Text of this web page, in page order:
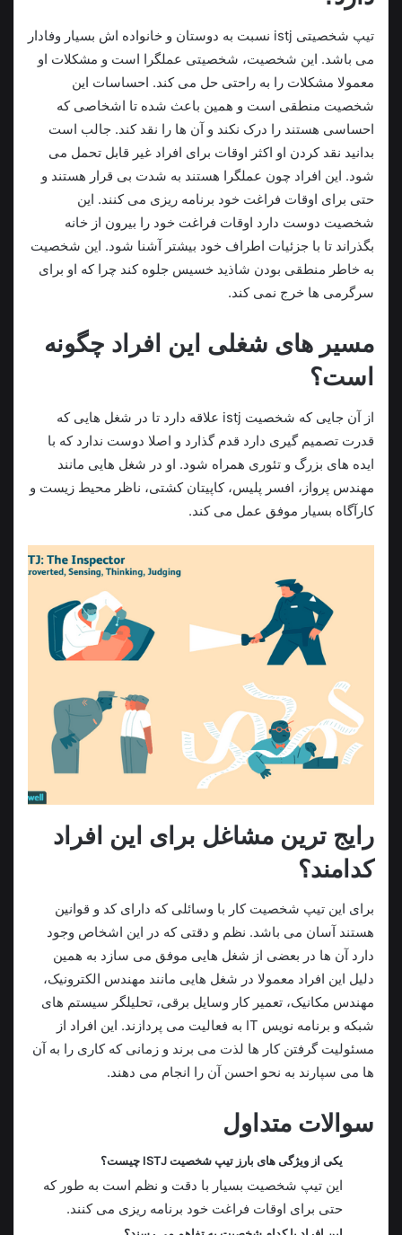
تیپ شخصیتی istj نسبت به دوستان و خانواده اش بسیار وفادار
می باشد. این شخصیت، شخصیتی عملگرا است و مشکلات او
معمولا مشکلات را به راحتی حل می کند. احساسات این
شخصیت منطقی است و همین باعث شده تا اشخاصی که
احساسی هستند را درک نکند و آن ها را نقد کند. جالب است
بدانید نقد کردن او اکثر اوقات برای افراد غیر قابل تحمل می
شود. این افراد چون عملگرا هستند به شدت بی قرار هستند و
حتی برای اوقات فراغت خود برنامه ریزی می کنند. این
شخصیت دوست دارد اوقات فراغت خود را بیرون از خانه
بگذراند تا با جزئیات اطراف خود بیشتر آشنا شود. این شخصیت
به خاطر منطقی بودن شاذید خسیس جلوه کند چرا که او برای
سرگرمی ها خرج نمی کند.
مسیر های شغلی این افراد چگونه
است؟
از آن جایی که شخصیت istj علاقه دارد تا در شغل هایی که
قدرت تصمیم گیری دارد قدم گذارد و اصلا دوست ندارد که با
ایده های بزرگ و تئوری همراه شود. او در شغل هایی مانند
مهندس پرواز، افسر پلیس، کاپیتان کشتی، ناظر محیط زیست و
کارآگاه بسیار موفق عمل می کند.
رایج ترین مشاغل برای این افراد
کدامند؟
برای این تیپ شخصیت کار با وسائلی که دارای کد و قوانین
هستند آسان می باشد. نظم و دقتی که در این اشخاص وجود
دارد آن ها در بعضی از شغل هایی موفق می سازد به همین
دلیل این افراد معمولا در شغل هایی مانند مهندس الکترونیک،
مهندس مکانیک، تعمیر کار وسایل برقی، تحلیلگر سیستم های
شبکه و برنامه نویس IT به فعالیت می پردازند. این افراد از
مسئولیت گرفتن کار ها لذت می برند و زمانی که کاری را به آن
ها می سپارند به نحو احسن آن را انجام می دهند.
سوالات متداول
یکی از ویژگی های بارز تیپ شخصیت ISTJ چیست؟
این تیپ شخصیت بسیار با دقت و نظم است به طور که
حتی برای اوقات فراغت خود برنامه ریزی می کنند.